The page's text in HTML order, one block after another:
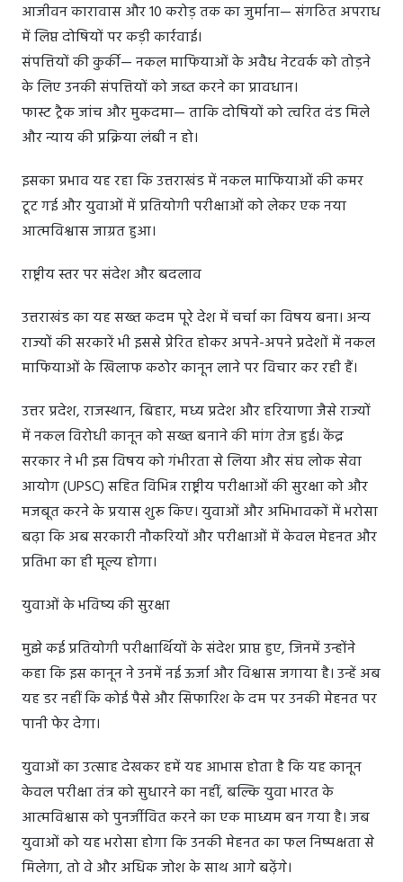
आजीवन कारावास और 10 करोड़ तक का जुर्माना— संगठित अपराध
में लिप्त दोषियों पर कड़ी कार्रवाई।
संपत्तियों की कुर्की— नकल माफियाओं के अवैध नेटवर्क को तोड़ने
के लिए उनकी संपत्तियों को जब्त करने का प्रावधान।
फास्ट ट्रैक जांच और मुकदमा— ताकि दोषियों को त्वरित दंड मिले
और न्याय की प्रक्रिया लंबी न हो।
इसका प्रभाव यह रहा कि उत्तराखंड में नकल माफियाओं की कमर
टूट गई और युवाओं में प्रतियोगी परीक्षाओं को लेकर एक नया
आत्मविश्वास जाग्रत हुआ।
राष्ट्रीय स्तर पर संदेश और बदलाव
उत्तराखंड का यह सख्त कदम पूरे देश में चर्चा का विषय बना। अन्य
राज्यों की सरकारें भी इससे प्रेरित होकर अपने-अपने प्रदेशों में नकल
माफियाओं के खिलाफ कठोर कानून लाने पर विचार कर रही हैं।
उत्तर प्रदेश, राजस्थान, बिहार, मध्य प्रदेश और हरियाणा जैसे राज्यों
में नकल विरोधी कानून को सख्त बनाने की मांग तेज हुई। केंद्र
सरकार ने भी इस विषय को गंभीरता से लिया और संघ लोक सेवा
आयोग (UPSC) सहित विभिन्न राष्ट्रीय परीक्षाओं की सुरक्षा को और
मजबूत करने के प्रयास शुरू किए। युवाओं और अभिभावकों में भरोसा
बढ़ा कि अब सरकारी नौकरियों और परीक्षाओं में केवल मेहनत और
प्रतिभा का ही मूल्य होगा।
युवाओं के भविष्य की सुरक्षा
मुझे कई प्रतियोगी परीक्षार्थियों के संदेश प्राप्त हुए, जिनमें उन्होंने
कहा कि इस कानून ने उनमें नई ऊर्जा और विश्वास जगाया है। उन्हें अब
यह डर नहीं कि कोई पैसे और सिफारिश के दम पर उनकी मेहनत पर
पानी फेर देगा।
युवाओं का उत्साह देखकर हमें यह आभास होता है कि यह कानून
केवल परीक्षा तंत्र को सुधारने का नहीं, बल्कि युवा भारत के
आत्मविश्वास को पुनर्जीवित करने का एक माध्यम बन गया है। जब
युवाओं को यह भरोसा होगा कि उनकी मेहनत का फल निष्पक्षता से
मिलेगा, तो वे और अधिक जोश के साथ आगे बढ़ेंगे।